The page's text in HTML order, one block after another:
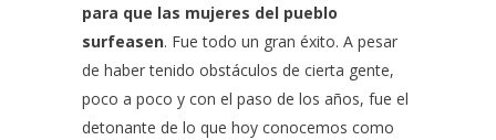
para que las mujeres del pueblo
surfeasen. Fue todo un gran éxito. A pesar
de haber tenido obstáculos de cierta gente,
poco a poco y con el paso de los años, fue el
detonante de lo que hoy conocemos como